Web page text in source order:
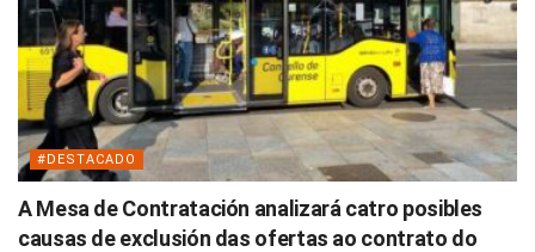
#DESTACADO
A Mesa de Contratación analizará catro posibles
causas de exclusión das ofertas ao contrato do